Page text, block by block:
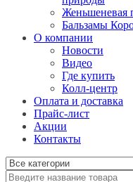
Женьшеневая
Бальзамы
О компании
Новости
Видео
Где купить
Колл-центр
Оплата и доставка
Прайс-лист
Акции
Контакты